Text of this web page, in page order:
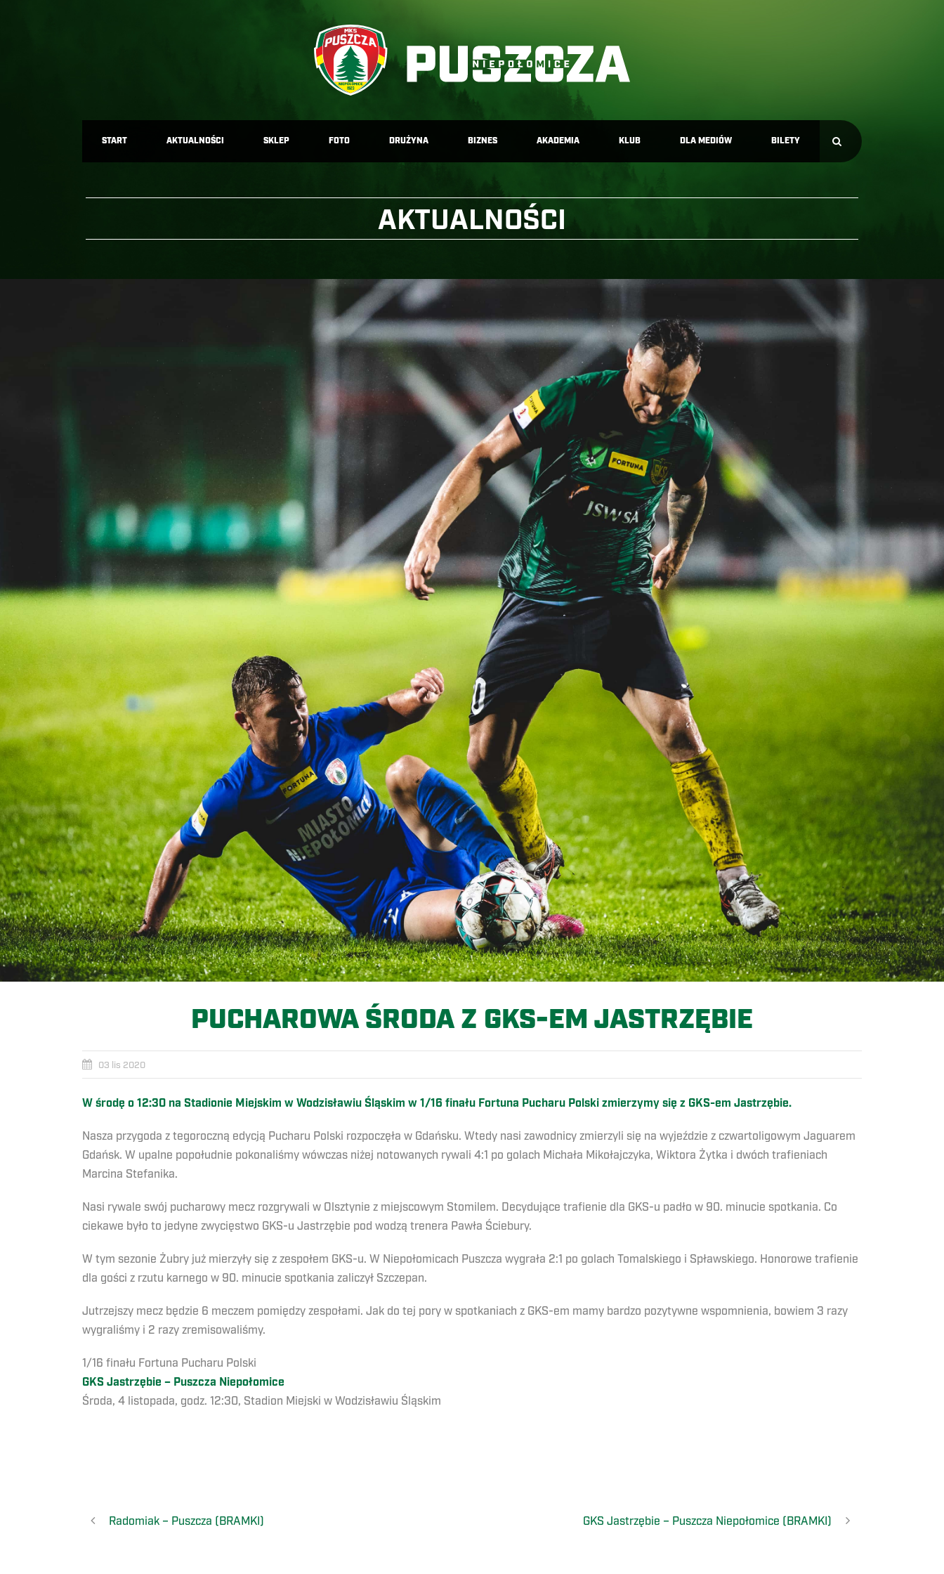
START AKTUALNOŚCI SKLEP FOTO DRUŻYNA BIZNES AKADEMIA KLUB DLA MEDIÓW BILETY
AKTUALNOŚCI
PUCHAROWA ŚRODA Z GKS-EM JASTRZĘBIE
03 lis 2020
W środę o 12:30 na Stadionie Miejskim w Wodzisławiu Śląskim w 1/16 finału Fortuna Pucharu Polski zmierzymy się z GKS-em Jastrzębie.
Nasza przygoda z tegoroczną edycją Pucharu Polski rozpoczęła w Gdańsku. Wtedy nasi zawodnicy zmierzyli się na wyjeździe z czwartoligowym Jaguarem
Gdańsk. W upalne popołudnie pokonaliśmy wówczas niżej notowanych rywali 4:1 po golach Michała Mikołajczyka, Wiktora Żytka i dwóch trafieniach
Marcina Stefanika.
Nasi rywale swój pucharowy mecz rozgrywali w Olsztynie z miejscowym Stomilem. Decydujące trafienie dla GKS-u padło w 90. minucie spotkania. Co
ciekawe było to jedyne zwycięstwo GKS-u Jastrzębie pod wodzą trenera Pawła Ściebury.
W tym sezonie Żubry już mierzyły się z zespołem GKS-u. W Niepołomicach Puszcza wygrała 2:1 po golach Tomalskiego i Spławskiego. Honorowe trafienie
dla gości z rzutu karnego w 90. minucie spotkania zaliczył Szczepan.
Jutrzejszy mecz będzie 6 meczem pomiędzy zespołami. Jak do tej pory w spotkaniach z GKS-em mamy bardzo pozytywne wspomnienia, bowiem 3 razy
wygraliśmy i 2 razy zremisowaliśmy.
1/16 finału Fortuna Pucharu Polski
GKS Jastrzębie – Puszcza Niepołomice
Środa, 4 listopada, godz. 12:30, Stadion Miejski w Wodzisławiu Śląskim
Radomiak – Puszcza (BRAMKI) GKS Jastrzębie – Puszcza Niepołomice (BRAMKI)